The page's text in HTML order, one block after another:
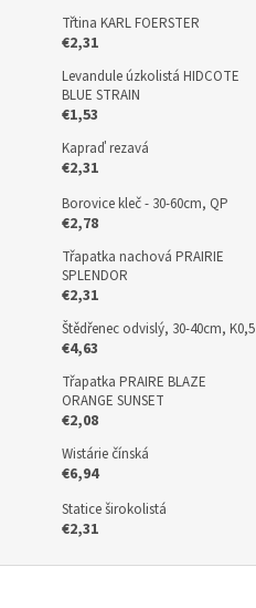
Třtina KARL FOERSTER
€2,31
Levandule úzkolistá HIDCOTE
BLUE STRAIN
€1,53
Kapraď rezavá
€2,31
Borovice kleč - 30-60cm, QP
€2,78
Třapatka nachová PRAIRIE
SPLENDOR
€2,31
Štědřenec odvislý, 30-40cm, K0,5
€4,63
Třapatka PRAIRE BLAZE
ORANGE SUNSET
€2,08
Wistárie čínská
€6,94
Statice širokolistá
€2,31